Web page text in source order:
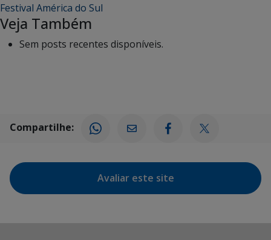
Festival América do Sul
Veja Também
Sem posts recentes disponíveis.
Compartilhe:
Avaliar este site